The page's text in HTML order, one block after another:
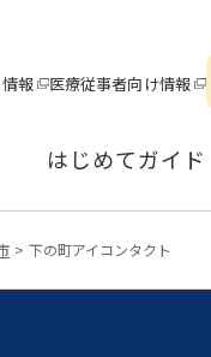
情報 医療従事者向け情報
はじめてガイド
下の町アイコンタクト